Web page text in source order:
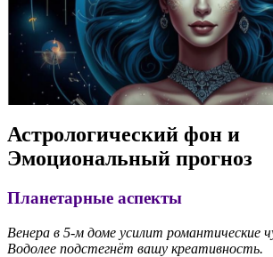
Астрологический фон и
Эмоциональный прогноз
Планетарные аспекты
Венера в 5-м доме усилит романтические
Водолее подстегнёт вашу креативность.